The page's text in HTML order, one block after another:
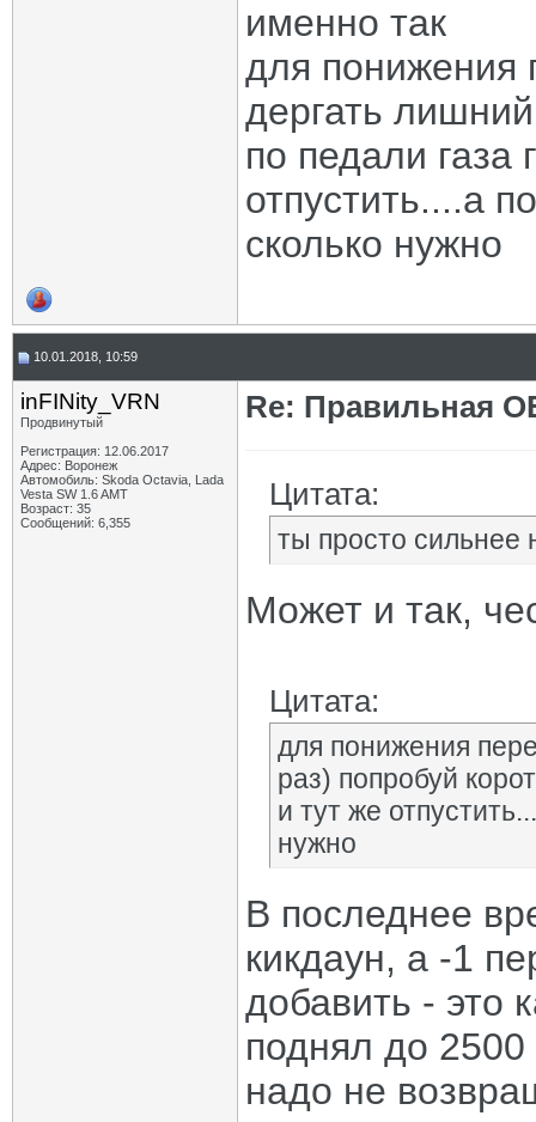
именно так
для понижения
дергать
по педали газа
отпустить....а
сколько нужно
10.01.2018, 10:59
inFINity_VRN
Продвинутый
Регистрация: 12.06.2017
Адрес: Воронеж
Автомобиль: Skoda Octavia, Lada
Vesta SW 1.6 AMT
Возраст: 35
Сообщений: 6,355
Re: Правильная
Цитата:
ты просто сильнее
Может и так,
Цитата:
для понижения
раз) попробуй
и тут же
нужно
В последнее
кикдаун, а -1
добавить - это
поднял до
надо не